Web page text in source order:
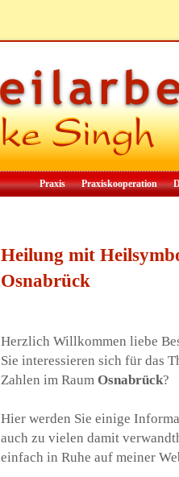
Praxis Praxiskooperation
Heilung mit
Osnabrück
Herzlich Willkommen liebe
Sie interessieren sich für das
Zahlen im Raum Osnabrück?
Hier werden Sie einige
auch zu vielen damit
einfach in Ruhe auf meiner